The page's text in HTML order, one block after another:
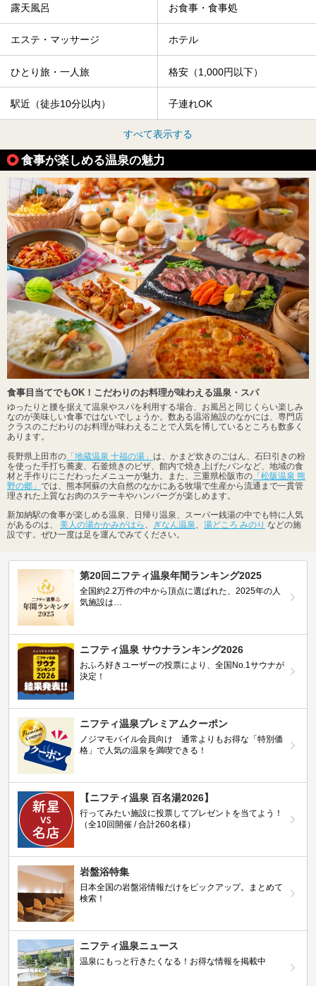
露天風呂 お食事・食事処
エステ・マッサージ ホテル
ひとり旅・一人旅 格安（1,000円以下）
駅近（徒歩10分以内） 子連れOK
すべて表示する
食事が楽しめる温泉の魅力
食事目当てでもOK！こだわりのお料理が味わえる温泉・スパ
ゆったりと腰を据えて温泉やスパを利用する場合、お風呂と同じくらい楽しみ
なのが美味しい食事ではないでしょうか。数ある温浴施設のなかには、専門店
クラスのこだわりのお料理が味わえることで人気を博しているところも数多く
あります。
長野県上田市の 「地蔵温泉 十福の湯」 は、かまど炊きのごはん、石臼引きの粉
を使った手打ち蕎麦、石釜焼きのピザ、館内で焼き上げたパンなど、地域の食
材と手作りにこだわったメニューが魅力。また、三重県松阪市の 「松阪温泉 熊
野の郷」 では、熊本阿蘇の大自然のなかにある牧場で生産から流通まで一貫管
理された上質なお肉のステーキやハンバーグが楽しめます。
新加納駅の食事が楽しめる温泉、日帰り温泉、スーパー銭湯の中でも特に人気
があるのは、 美人の湯かかみがはら ぎなん温泉 湯どころ みのり などの施
設です。ぜひ一度は足を運んでみてください。
第20回ニフティ温泉年間ランキング2025
全国約2.2万件の中から頂点に選ばれた、2025年の人
気施設は…
ニフティ温泉 サウナランキング2026
おふろ好きユーザーの投票により、全国No.1サウナが
決定！
ニフティ温泉プレミアムクーポン
ノジマモバイル会員向け 通常よりもお得な「特別価
格」で人気の温泉を満喫できる！
【ニフティ温泉 百名湯2026】
行ってみたい施設に投票してプレゼントを当てよう！
（全10回開催 / 合計260名様）
岩盤浴特集
日本全国の岩盤浴情報だけをピックアップ。まとめて
検索！
ニフティ温泉ニュース
温泉にもっと行きたくなる！お得な情報を掲載中